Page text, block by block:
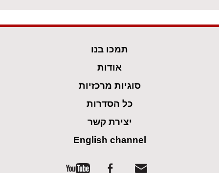
תמכו בנו
אודות
סוגיות מרכזיות
כל הסדרות
יצירת קשר
English channel